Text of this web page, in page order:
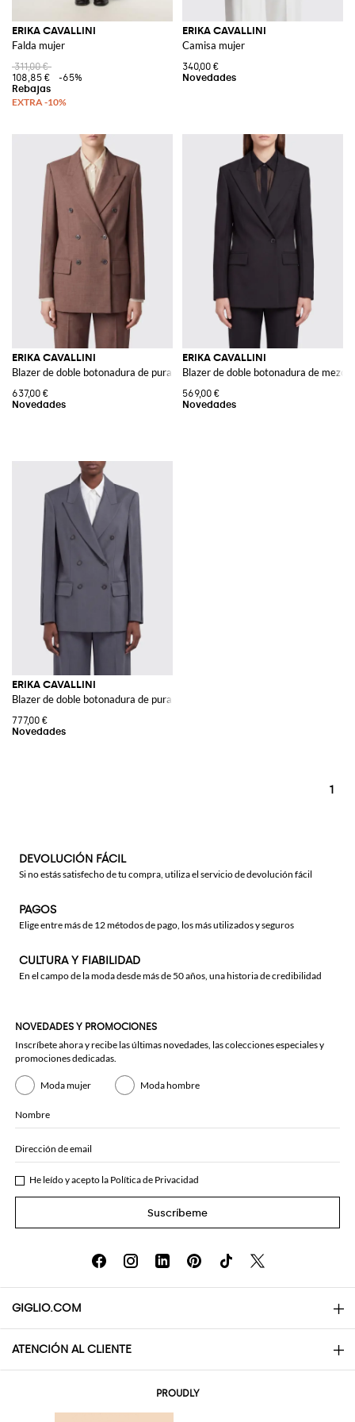
ERIKA CAVALLINI
Falda mujer
311,00 €
108,85 €
-65%
ERIKA CAVALLINI
Camisa mujer
340,00 €
ERIKA CAVALLINI
Blazer de doble botonadura de pura lana virgen con solapas de pico
637,00 €
ERIKA CAVALLINI
Blazer de doble botonadura de
569,00 €
ERIKA CAVALLINI
Blazer de doble botonadura de pura lana virgen con hombros acolchados
777,00 €
1
DEVOLUCIÓN FÁCIL
Si no estás satisfecho de tu compra, utiliza el servicio de devolución fácil
PAGOS
Elige entre más de 12 métodos de pago, los más utilizados y seguros
CULTURA Y FIABILIDAD
En el campo de la moda desde más de 50 años, una historia de credibilidad
NOVEDADES Y PROMOCIONES
Inscríbete ahora y recibe las últimas novedades, las colecciones especiales y
promociones dedicadas.
Moda mujer Moda hombre
Nombre
Dirección de email
He leído y acepto la Política de Privacidad
Suscríbeme
GIGLIO.COM
About
ATENCIÓN AL CLIENTE
PROUDLY